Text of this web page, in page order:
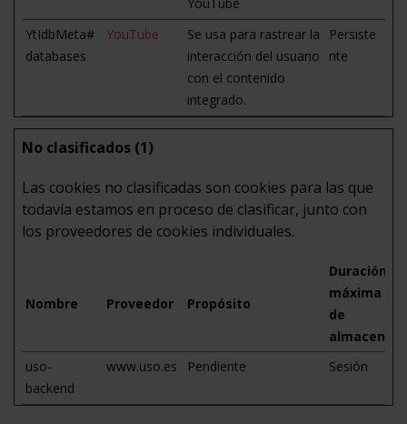
YtIdbMeta#
databases
YouTube
Se usa para rastrear la
interacción del usuario
con el contenido
integrado.
Persiste
nte
No clasificados (1)
Las cookies no clasificadas son cookies para las que
todavía estamos en proceso de clasificar, junto con
los proveedores de cookies individuales.
Nombre Proveedor Propósito
Duración
máxima
de
uso-
backend
www.uso.es Pendiente Sesión